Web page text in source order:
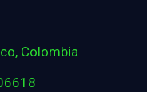
Colombia